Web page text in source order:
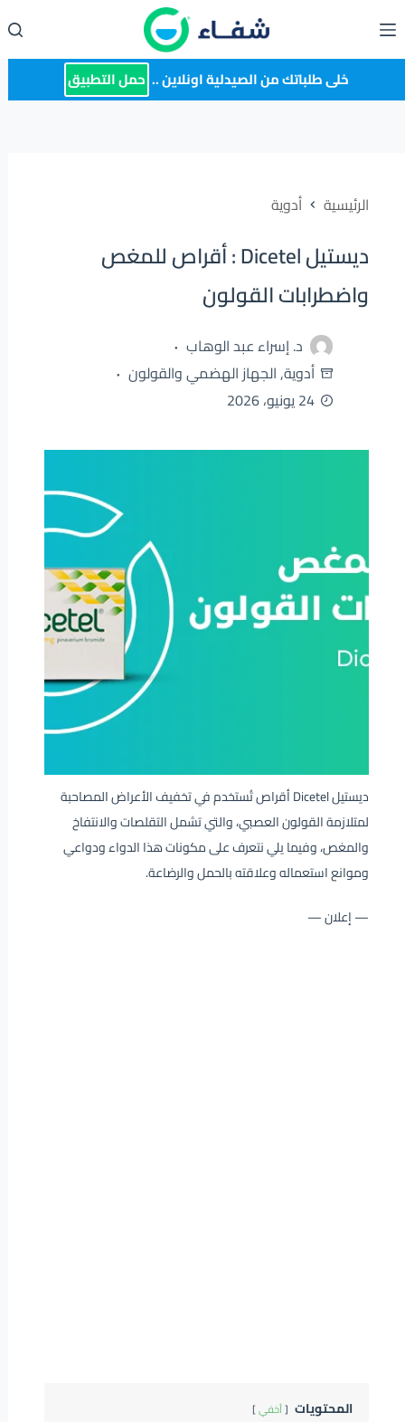
إلى
المحتوى خلى طلباتك من الصيدلية اونلاين .. حمل التطبيق
الرئيسية أدوية
ديستيل Dicetel : أقراص للمغص
واضطرابات القولون
د. إسراء عبد الوهاب
أدوية,الجهاز الهضمي والقولون
24 يونيو، 2026
ديستيل Dicetel أقراص تُستخدم في تخفيف الأعراض المصاحبة
لمتلازمة القولون العصبي، والتي تشمل التقلصات والانتفاخ
والمغص، وفيما يلي نتعرف على مكونات هذا الدواء ودواعي
وموانع استعماله وعلاقته بالحمل والرضاعة.
— إعلان —
المحتويات أخفي